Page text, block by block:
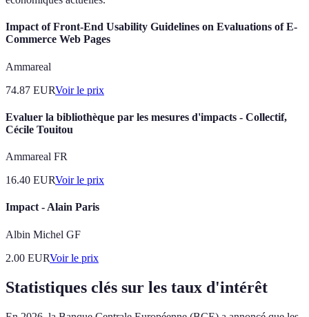
Impact of Front-End Usability Guidelines on Evaluations of E-
Commerce Web Pages
Ammareal
74.87 EURVoir le prix
Evaluer la bibliothèque par les mesures d'impacts - Collectif,
Cécile Touitou
Ammareal FR
16.40 EURVoir le prix
Impact - Alain Paris
Albin Michel GF
2.00 EURVoir le prix
Statistiques clés sur les taux d'intérêt